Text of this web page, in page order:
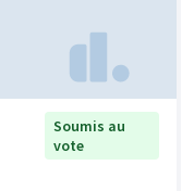
Soumis au
vote